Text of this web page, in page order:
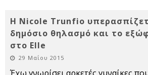
H Nicole Trunfio
δημόσιο θηλασμό και το
στο Elle
29 Μαΐου 2015